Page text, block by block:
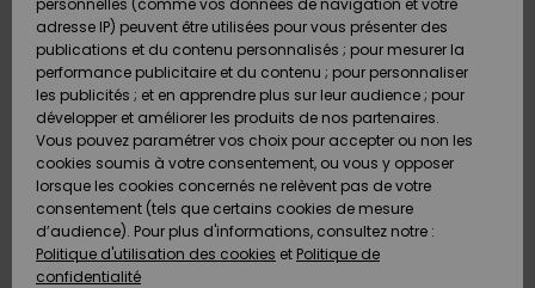
Surf
Snow
Nouveautés
Surf
Snow
Nouveautés
Snow
Highlights
Communauté
SNOW
Snow
Shop
Femme
A
Découvrir
Communauté
OUTLET
Femme
AIDE &
CONTACT
Paiement
Carte
Cadeau
Quiksilver
Freedom
Protection
des
MAGASINS
personnelles (comme vos données de navigation et votre
adresse IP) peuvent être utilisées pour vous présenter des
publications et du contenu personnalisés ; pour mesurer la
performance publicitaire et du contenu ; pour personnaliser
les publicités ; et en apprendre plus sur leur audience ; pour
développer et améliorer les produits de nos partenaires.
Vous pouvez paramétrer vos choix pour accepter ou non les
cookies soumis à votre consentement, ou vous y opposer
lorsque les cookies concernés ne relèvent pas de votre
consentement (tels que certains cookies de mesure
d’audience). Pour plus d'informations, consultez notre :
Politique d'utilisation des cookies et Politique de
confidentialité